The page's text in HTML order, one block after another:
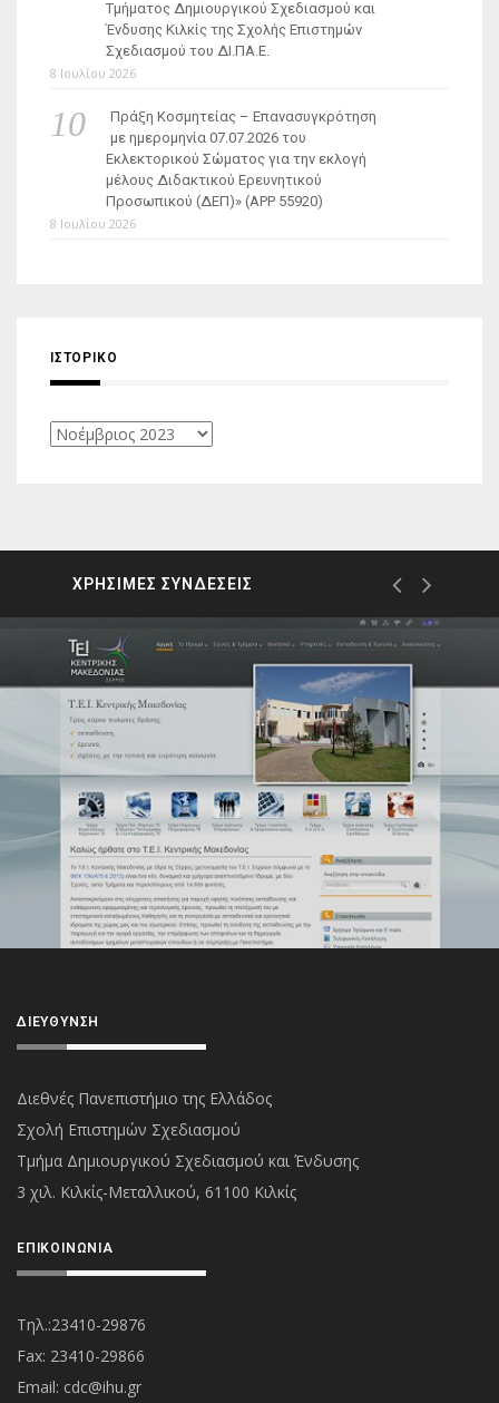
Τμήματος Δημιουργικού Σχεδιασμού και
Ένδυσης Κιλκίς της Σχολής Επιστημών
Σχεδιασμού του ΔΙ.ΠΑ.Ε.
8 Ιουλίου 2026
Πράξη Κοσμητείας – Επανασυγκρότηση
με ημερομηνία 07.07.2026 του
Εκλεκτορικού Σώματος για την εκλογή
μέλους Διδακτικού Ερευνητικού
Προσωπικού (ΔΕΠ)» (APP 55920)
8 Ιουλίου 2026
ΙΣΤΟΡΙΚΌ
Ιστορικό
ΧΡΗΣΙΜΕΣ ΣΥΝΔΕΣΕΙΣ
ΔΙΕΎΘΥΝΣΗ
Διεθνές Πανεπιστήμιο της Ελλάδος
Σχολή Επιστημών Σχεδιασμού
Τμήμα Δημιουργικού Σχεδιασμού και Ένδυσης
3 χιλ. Κιλκίς-Μεταλλικού, 61100 Κιλκίς
ΕΠΙΚΟΙΝΩΝΊΑ
Τηλ.:23410-29876
Fax: 23410-29866
Εmail: cdc@ihu.gr